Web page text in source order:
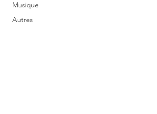
Musique
Autres